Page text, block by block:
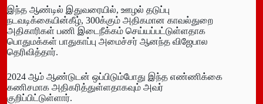
இந்த ஆண்டில் இதுவரையில், ஊழல் தடுப்பு
நடவடிக்கையின்கீழ், 300க்கும் அதிகமான காவல்துறை
அதிகாரிகள் பணி இடைநீக்கம் செய்யப்பட்டுள்ளதாக
பொதுமக்கள் பாதுகாப்பு அமைச்சர் ஆனந்த விஜேபால
தெரிவித்தார்.
2024 ஆம் ஆண்டுடன் ஒப்பிடும்போது இந்த எண்ணிக்கை
கணிசமாக அதிகரித்துள்ளதாகவும் அவர்
குறிப்பிட்டுள்ளார்.